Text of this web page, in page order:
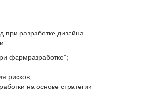
при разработке дизайна
фармразработке”;
рисков;
на основе стратегии